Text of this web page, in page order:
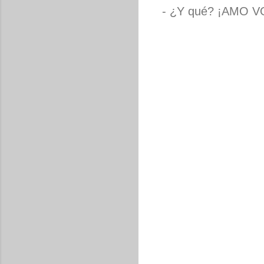
- ¿Y qué? ¡AMO